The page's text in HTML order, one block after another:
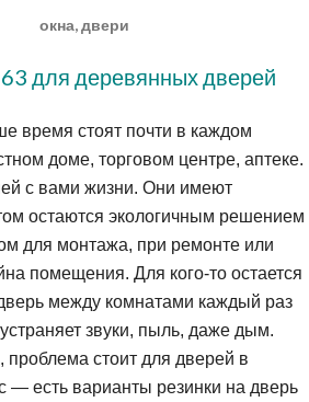
окна, двери
для деревянных дверей
время стоят почти в каждом
доме, торговом центре, аптеке.
с вами жизни. Они имеют
остаются экологичным решением
для монтажа, при ремонте или
помещения. Для кого-то остается
между комнатами каждый раз
звуки, пыль, даже дым.
стоит для дверей в
— есть варианты резинки на дверь